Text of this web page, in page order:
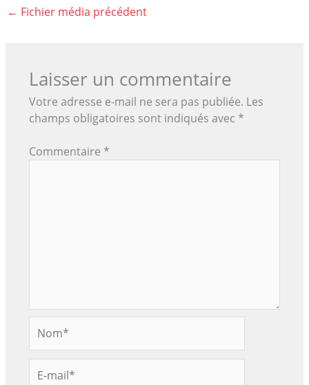
← Fichier média précédent
Laisser un commentaire
Votre adresse e-mail ne sera pas publiée. Les
champs obligatoires sont indiqués avec *
Commentaire *